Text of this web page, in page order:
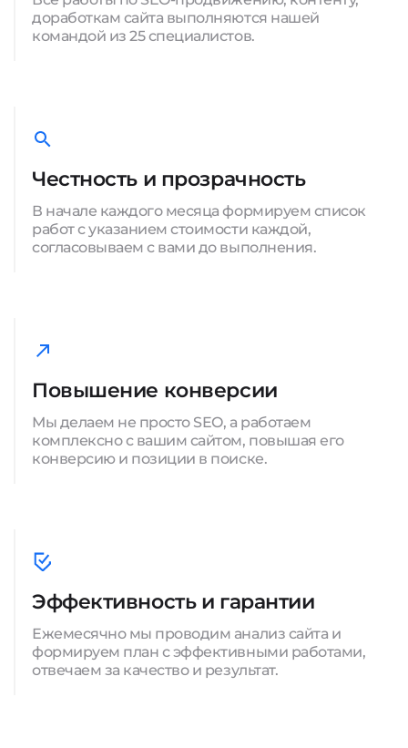
доработкам сайта выполняются нашей
командой из 25 специалистов.
Честность и прозрачность
В начале каждого месяца формируем список
работ с указанием стоимости каждой,
согласовываем с вами до выполнения.
Повышение конверсии
Мы делаем не просто SEO, а работаем
комплексно с вашим сайтом, повышая его
конверсию и позиции в поиске.
Эффективность и гарантии
Ежемесячно мы проводим анализ сайта и
формируем план с эффективными работами,
отвечаем за качество и результат.